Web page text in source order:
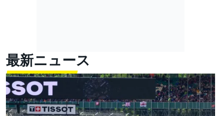
最新ニュース